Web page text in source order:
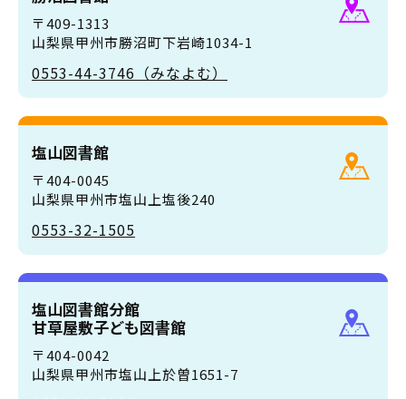
〒409-1313
山梨県甲州市勝沼町下岩崎1034-1
0553-44-3746（みなよむ）
塩山図書館
〒404-0045
山梨県甲州市塩山上塩後240
0553-32-1505
塩山図書館分館
甘草屋敷子ども図書館
〒404-0042
山梨県甲州市塩山上於曽1651-7